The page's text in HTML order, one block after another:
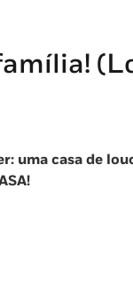
uma casa de